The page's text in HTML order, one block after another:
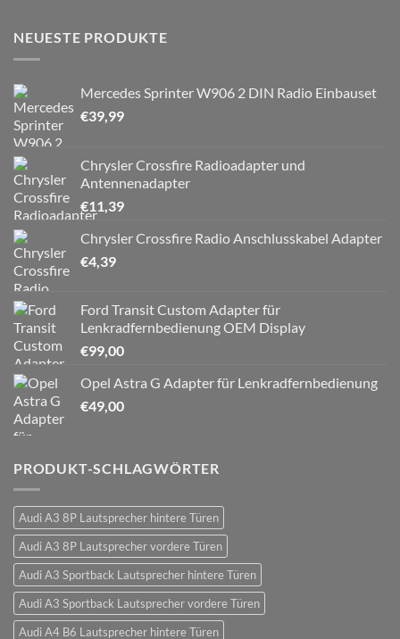
NEUESTE PRODUKTE
Mercedes Sprinter W906 2 DIN Radio Einbauset
€39,99
Chrysler Crossfire Radioadapter und
Antennenadapter
€11,39
Chrysler Crossfire Radio Anschlusskabel Adapter
€4,39
Ford Transit Custom Adapter für
Lenkradfernbedienung OEM Display
€99,00
Opel Astra G Adapter für Lenkradfernbedienung
€49,00
PRODUKT-SCHLAGWÖRTER
Audi A3 8P Lautsprecher hintere Türen
Audi A3 8P Lautsprecher vordere Türen
Audi A3 Sportback Lautsprecher hintere Türen
Audi A3 Sportback Lautsprecher vordere Türen
Audi A4 B6 Lautsprecher hintere Türen